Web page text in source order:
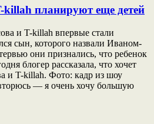
планируют еще детей
и T-killah впервые стали
сын, которого назвали Иваном-
они признались, что ребенок
блогер рассказала, что хочет
и T-killah. Фото: кадр из шоу
— я очень хочу большую